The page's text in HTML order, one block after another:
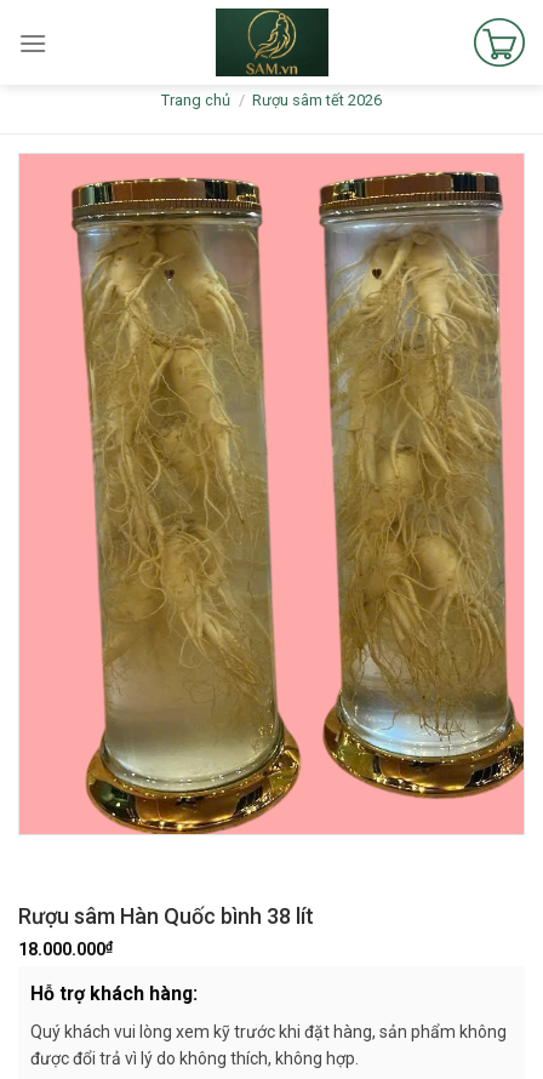
Trang chủ / Rượu sâm tết 2026
Rượu sâm Hàn Quốc bình 38 lít
18.000.000₫
Hỗ trợ khách hàng:
Quý khách vui lòng xem kỹ trước khi đặt hàng, sản phẩm không
được đổi trả vì lý do không thích, không hợp.